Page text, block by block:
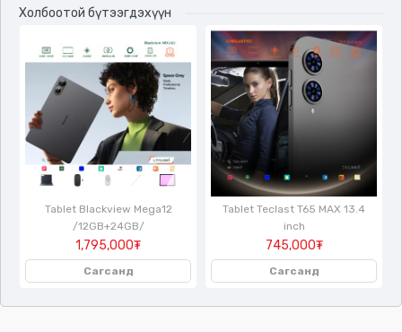
Холбоотой бүтээгдэхүүн
Tablet Blackview Mega12
/12GB+24GB/
1,795,000₮
Сагсанд
Tablet Teclast T65 MAX 13.4
inch
745,000₮
Сагсанд